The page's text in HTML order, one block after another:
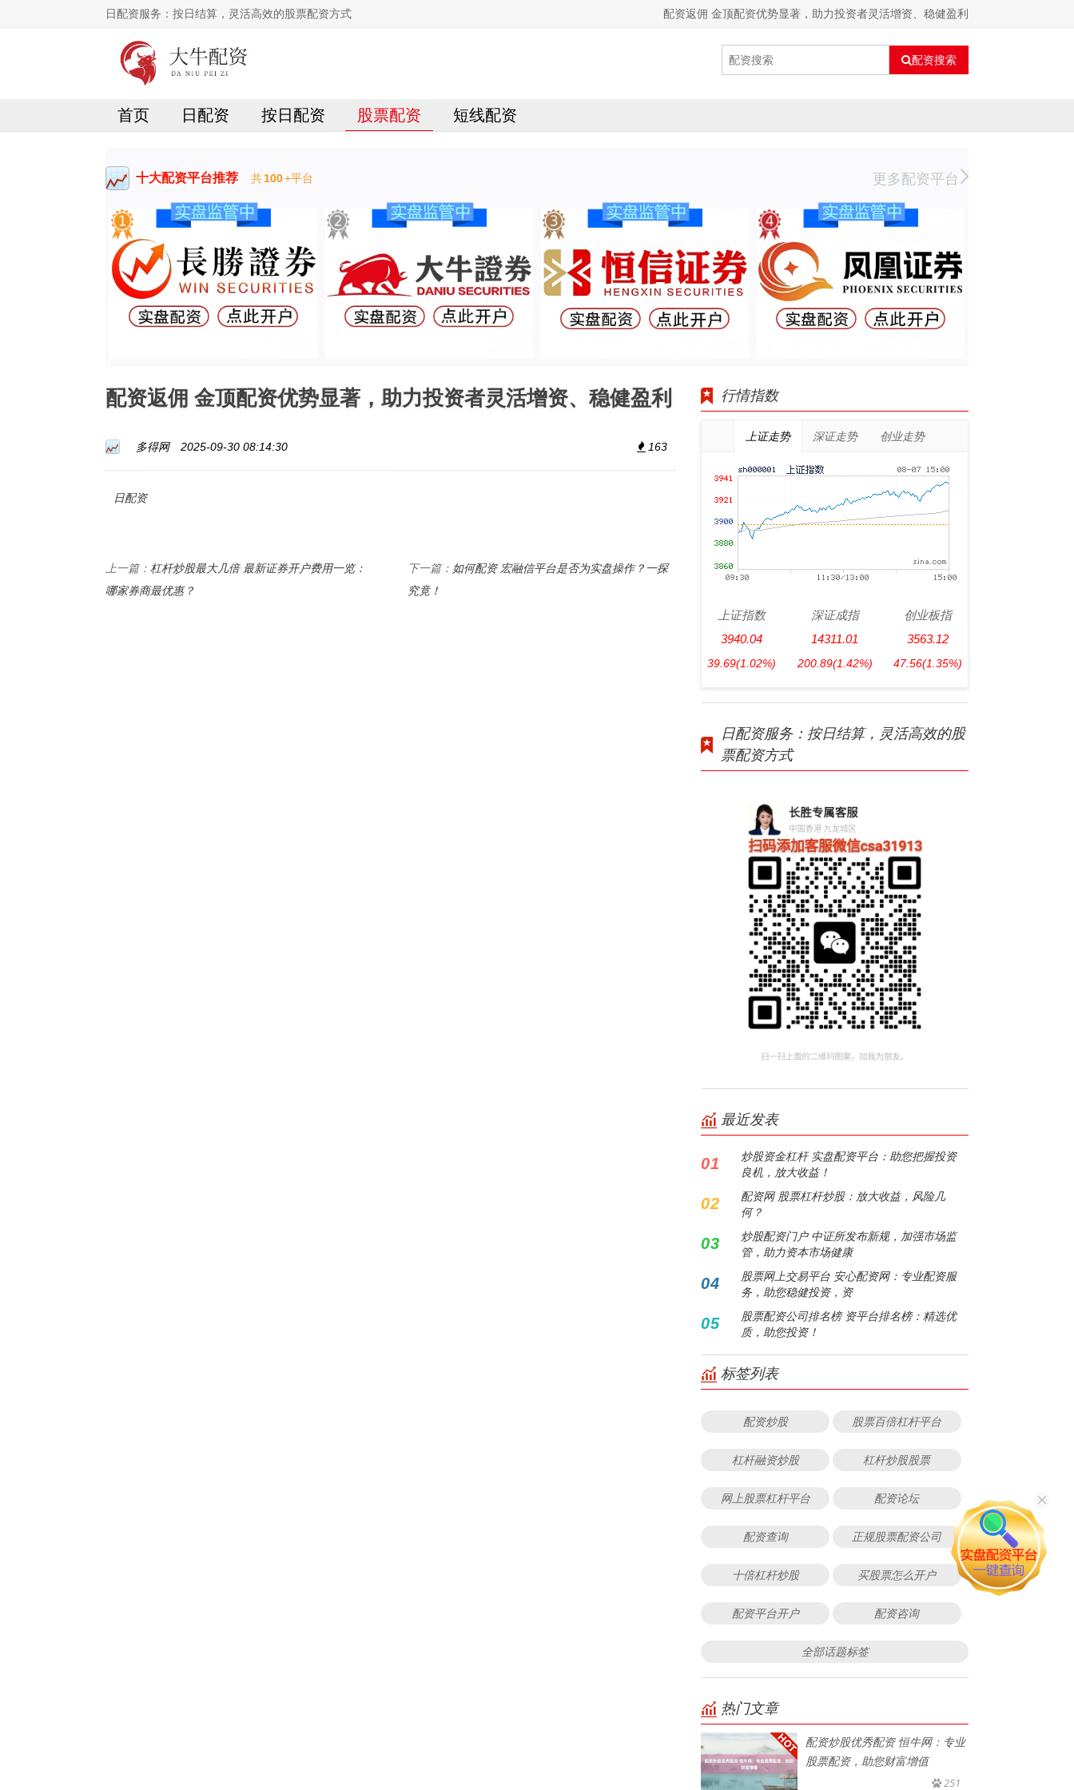
日配资服务：按日结算，灵活高效的股票配资方式 配资返佣 金顶配资优势显著，助力投资者灵活增资、稳健盈利
配资搜索
首页 日配资 按日配资 股票配资 短线配资
十大配资平台推荐 共100+平台 更多配资平台
配资返佣 金顶配资优势显著，助力投资者灵活增资、稳健盈利
多得网 2025-09-30 08:14:30 163
日配资
上一篇： 杠杆炒股最大几倍 最新证券开户费用一览：
哪家券商最优惠？
下一篇： 如何配资 宏融信平台是否为实盘操作？一探
究竟！
行情指数
上证走势 深证走势 创业走势
上证指数
3940.04
39.69(1.02%)
深证成指
14311.01
200.89(1.42%)
创业板指
3563.12
47.56(1.35%)
日配资服务：按日结算，灵活高效的股
票配资方式
最近发表
01
炒股资金杠杆 实盘配资平台：助您把握投资
良机，放大收益！
02
配资网 股票杠杆炒股：放大收益，风险几
何？
03
炒股配资门户 中证所发布新规，加强市场监
管，助力资本市场健康
04
股票网上交易平台 安心配资网：专业配资服
务，助您稳健投资，资
05
股票配资公司排名榜 资平台排名榜：精选优
质，助您投资！
标签列表
配资炒股 股票百倍杠杆平台
杠杆融资炒股 杠杆炒股股票
网上股票杠杆平台 配资论坛
配资查询 正规股票配资公司
十倍杠杆炒股 买股票怎么开户
配资平台开户 配资咨询
全部话题标签
热门文章
配资炒股优秀配资 恒牛网：专业
股票配资，助您财富增值
251